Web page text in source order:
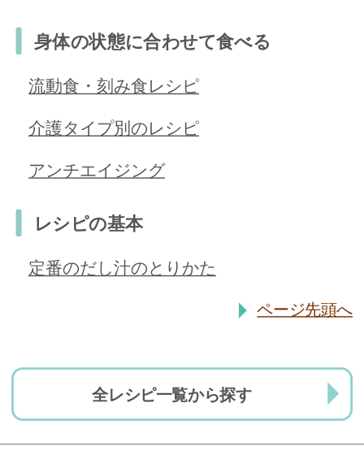
身体の状態に合わせて食べる
流動食・刻み食レシピ
介護タイプ別のレシピ
アンチエイジング
レシピの基本
定番のだし汁のとりかた
ページ先頭へ
全レシピ一覧から探す